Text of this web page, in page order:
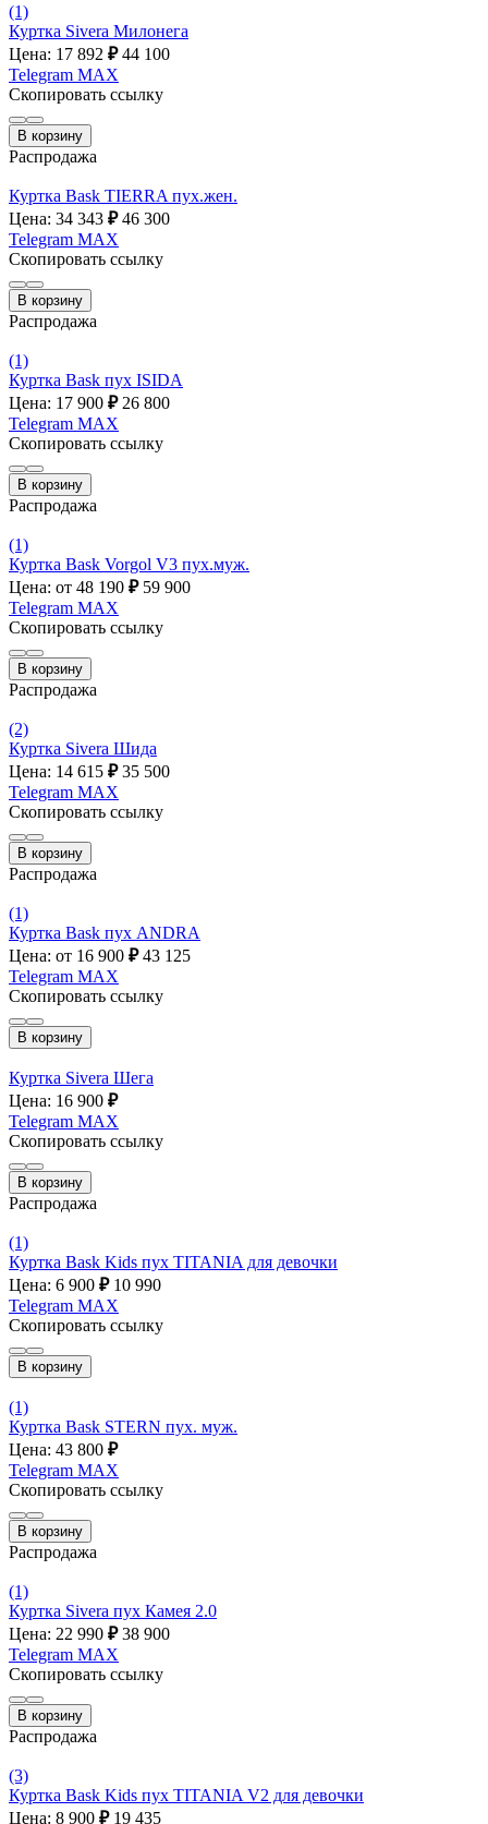
(1)
Куртка Sivera Милонега
Цена: 17 892 ₽ 44 100
Telegram MAX
Скопировать ссылку
В корзину
Распродажа
Куртка Bask TIERRA пух.жен.
Цена: 34 343 ₽ 46 300
Telegram MAX
Скопировать ссылку
В корзину
Распродажа
(1)
Куртка Bask пух ISIDA
Цена: 17 900 ₽ 26 800
Telegram MAX
Скопировать ссылку
В корзину
Распродажа
(1)
Куртка Bask Vorgol V3 пух.муж.
Цена: от 48 190 ₽ 59 900
Telegram MAX
Скопировать ссылку
В корзину
Распродажа
(2)
Куртка Sivera Шида
Цена: 14 615 ₽ 35 500
Telegram MAX
Скопировать ссылку
В корзину
Распродажа
(1)
Куртка Bask пух ANDRA
Цена: от 16 900 ₽ 43 125
Telegram MAX
Скопировать ссылку
В корзину
Куртка Sivera Шега
Цена: 16 900 ₽
Telegram MAX
Скопировать ссылку
В корзину
Распродажа
(1)
Куртка Bask Kids пух TITANIA для девочки
Цена: 6 900 ₽ 10 990
Telegram MAX
Скопировать ссылку
В корзину
(1)
Куртка Bask STERN пух. муж.
Цена: 43 800 ₽
Telegram MAX
Скопировать ссылку
В корзину
Распродажа
(1)
Куртка Sivera пух Камея 2.0
Цена: 22 990 ₽ 38 900
Telegram MAX
Скопировать ссылку
В корзину
Распродажа
(3)
Куртка Bask Kids пух TITANIA V2 для девочки
Цена: 8 900 ₽ 19 435